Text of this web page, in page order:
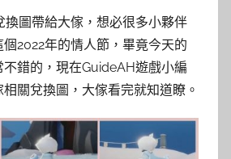
換圖帶給大傢，想必很多小夥伴
2022年的情人節，畢竟今天的
錯的，現在GuideAH遊戲小編
關兌換圖，大傢看完就知道瞭。